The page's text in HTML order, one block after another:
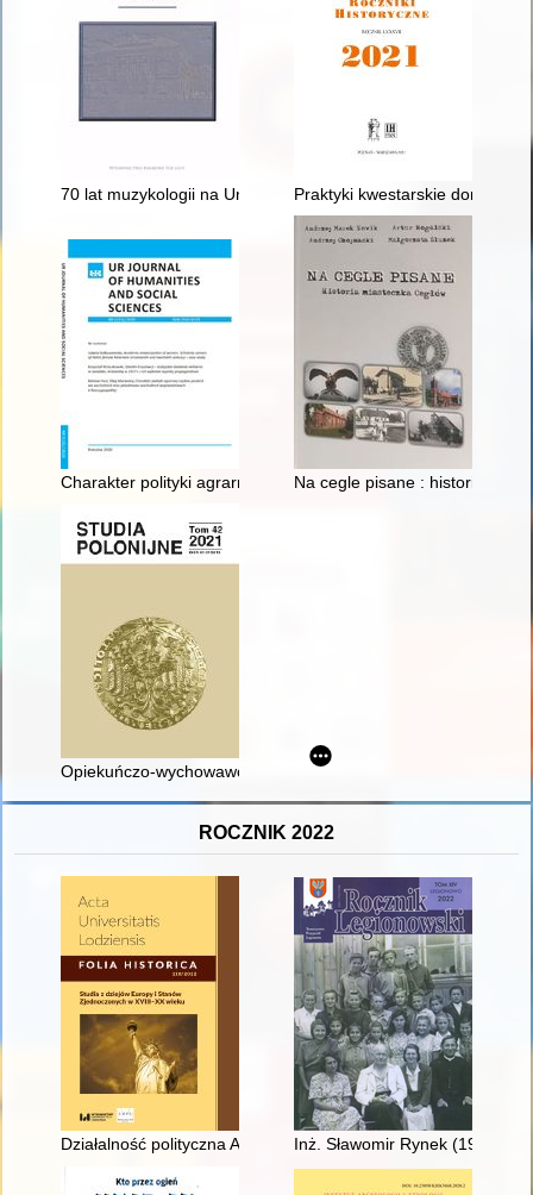
70 lat muzykologii na Uniwersytecie Warszawskim
Praktyki kwestarskie
Charakter polityki agrarnej rządów polskich we wschodnich
Na cegle pisane : historia
Opiekuńczo-wychowawczy wymiar posługi Zgromadzenia
ROCZNIK 2022
Działalność polityczna Antoniego Pułaskiego w czasach
Inż. Sławomir Rynek (1938-